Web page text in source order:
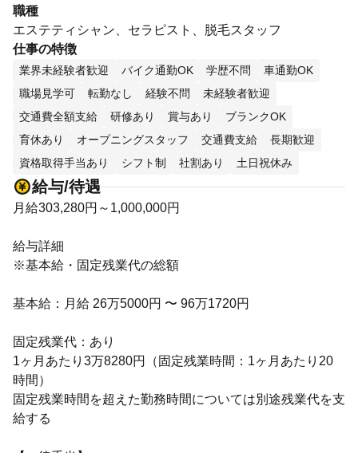
職種
エステティシャン、セラピスト、脱毛スタッフ
仕事の特徴
業界未経験者歓迎 バイク通勤OK 学歴不問
車通勤OK
職場見学可
転勤なし 経験不問
未経験者歓迎
交通費全額支給
研修あり 賞与あり
ブランクOK
育休あり
オープニングスタッフ 交通費支給
長期歓迎
資格取得手当あり
シフト制 社割あり 土日祝休み
給与/待遇
月給303,280円～1,000,000円
給与詳細
※基本給・固定残業代の総額
基本給：月給 26万5000円 〜 96万1720円
固定残業代：あり
1ヶ月あたり3万8280円（固定残業時間：1ヶ月あたり20
時間）
固定残業時間を超えた勤務時間については別途残業代を支
給する